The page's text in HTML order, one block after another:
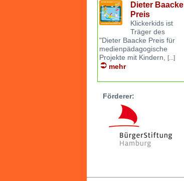
Dieter Baacke
Preis
Klickerkids ist
Träger des
"Dieter Baacke Preis für
medienpädagogische
Projekte mit Kindern, [...]
mehr
Förderer: